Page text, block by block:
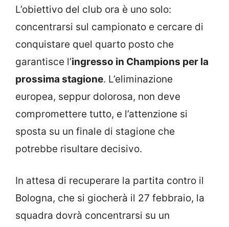
L’obiettivo del club ora è uno solo:
concentrarsi sul campionato e cercare di
conquistare quel quarto posto che
garantisce l’ingresso in Champions per la
prossima stagione. L’eliminazione
europea, seppur dolorosa, non deve
compromettere tutto, e l’attenzione si
sposta su un finale di stagione che
potrebbe risultare decisivo.
In attesa di recuperare la partita contro il
Bologna, che si giocherà il 27 febbraio, la
squadra dovrà concentrarsi su un